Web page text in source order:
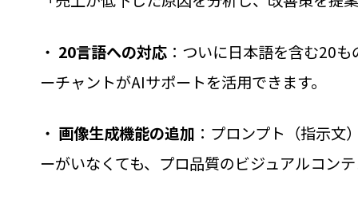
・ 20言語への対応 ：ついに日本語を含む20
ーチャントがAIサポートを活用できます。
・ 画像生成機能の追加 ：プロンプト（指示
ーがいなくても、プロ品質のビジュアルコン